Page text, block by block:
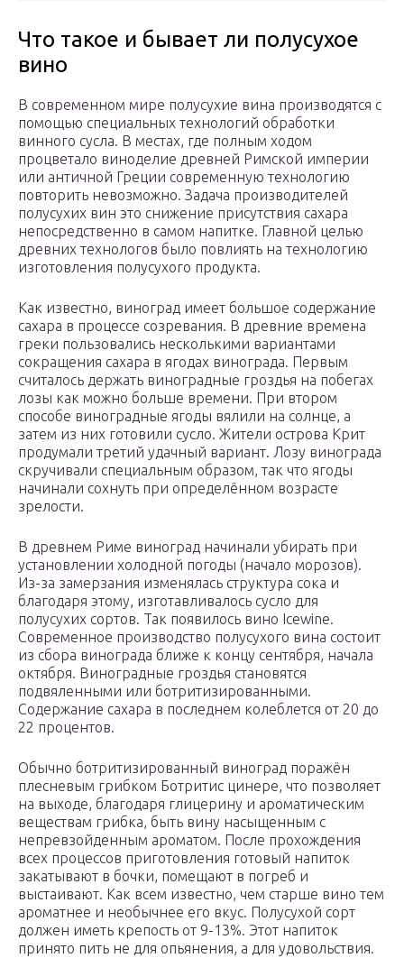
Что такое и бывает ли полусухое
вино
В современном мире полусухие вина производятся с
помощью специальных технологий обработки
винного сусла. В местах, где полным ходом
процветало виноделие древней Римской империи
или античной Греции современную технологию
повторить невозможно. Задача производителей
полусухих вин это снижение присутствия сахара
непосредственно в самом напитке. Главной целью
древних технологов было повлиять на технологию
изготовления полусухого продукта.
Как известно, виноград имеет большое содержание
сахара в процессе созревания. В древние времена
греки пользовались несколькими вариантами
сокращения сахара в ягодах винограда. Первым
считалось держать виноградные гроздья на побегах
лозы как можно больше времени. При втором
способе виноградные ягоды вялили на солнце, а
затем из них готовили сусло. Жители острова Крит
продумали третий удачный вариант. Лозу винограда
скручивали специальным образом, так что ягоды
начинали сохнуть при определённом возрасте
зрелости.
В древнем Риме виноград начинали убирать при
установлении холодной погоды (начало морозов).
Из-за замерзания изменялась структура сока и
благодаря этому, изготавливалось сусло для
полусухих сортов. Так появилось вино Icewine.
Современное производство полусухого вина состоит
из сбора винограда ближе к концу сентября, начала
октября. Виноградные гроздья становятся
подвяленными или ботритизированными.
Содержание сахара в последнем колеблется от 20 до
22 процентов.
Обычно ботритизированный виноград поражён
плесневым грибком Ботритис цинере, что позволяет
на выходе, благодаря глицерину и ароматическим
веществам грибка, быть вину насыщенным с
непревзойденным ароматом. После прохождения
всех процессов приготовления готовый напиток
закатывают в бочки, помещают в погреб и
выстаивают. Как всем известно, чем старше вино тем
ароматнее и необычнее его вкус. Полусухой сорт
должен иметь крепость от 9-13%. Этот напиток
принято пить не для опьянения, а для удовольствия.